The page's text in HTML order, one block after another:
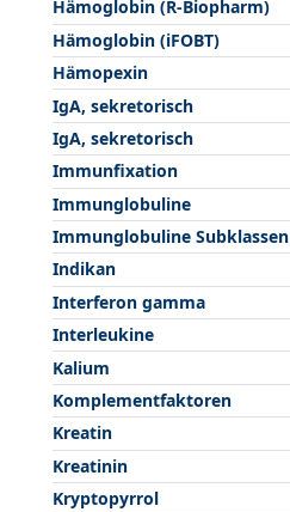
Hämoglobin (R-Biopharm)
Hämoglobin (iFOBT)
Hämopexin
IgA, sekretorisch
IgA, sekretorisch
Immunfixation
Immunglobuline
Immunglobuline Subklassen
Indikan
Interferon gamma
Interleukine
Kalium
Komplementfaktoren
Kreatin
Kreatinin
Kryptopyrrol